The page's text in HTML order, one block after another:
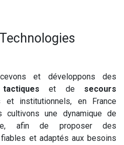
et développons des
tactiques et de secours
et institutionnels, en France
cultivons une dynamique de
afin de proposer des
et adaptés aux besoins